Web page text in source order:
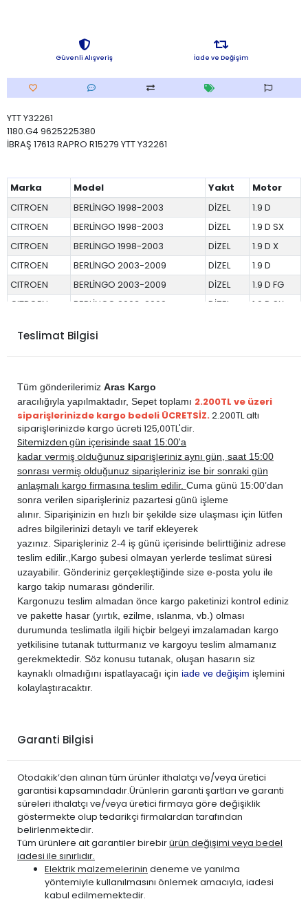
Güvenli Alışveriş İade ve Değişim
YTT Y32261
1180.G4 9625225380
İBRAŞ 17613 RAPRO R15279 YTT Y32261
Marka Model Yakıt
Motor
CITROEN
BERLİNGO 1998-2003 DİZEL
1.9 D
CITROEN
BERLİNGO 1998-2003 DİZEL
1.9 D SX
CITROEN
BERLİNGO 1998-2003 DİZEL
1.9 D X
CITROEN
BERLİNGO 2003-2009 DİZEL
1.9 D
CITROEN
BERLİNGO 2003-2009 DİZEL
1.9 D FG
CITROEN
BERLİNGO 2003-2009 DİZEL
1.9 D SX
CITROEN
JUMPY 1997-2013
PEUGEOT
206 1999-2011
PEUGEOT
EXPERT 2001-2013 DİZEL
1.9 D
PEUGEOT
PARTNER 1998-2008 DİZEL 1.9 D
Teslimat Bilgisi
Tüm gönderilerimiz Aras Kargo
aracılığıyla yapılmaktadır, Sepet toplamı 2.200TL ve üzeri
siparişlerinizde kargo bedeli ÜCRETSİZ.2.200TL altı
siparişlerinizde kargo ücreti 125,00TL'dir.
Sitemizden gün içerisinde saat 15:00'a
kadar vermiş olduğunuz siparişleriniz aynı gün, saat 15:00
sonrası vermiş olduğunuz siparişleriniz ise bir sonraki gün
anlaşmalı kargo firmasına teslim edilir. Cuma günü 15:00’dan
sonra verilen siparişleriniz pazartesi günü işleme
alınır. Siparişinizin en hızlı bir şekilde size ulaşması için lütfen
adres bilgilerinizi detaylı ve tarif ekleyerek
yazınız. Siparişleriniz 2-4 iş günü içerisinde belirttiğiniz adrese
teslim edilir., Kargo şubesi olmayan yerlerde teslimat süresi
uzayabilir. Gönderiniz gerçekleştiğinde size e-posta yolu ile
kargo takip numarası gönderilir.
Kargonuzu teslim almadan önce kargo paketinizi kontrol ediniz
ve pakette hasar (yırtık, ezilme, ıslanma, vb.) olması
durumunda teslimatla ilgili hiçbir belgeyi imzalamadan kargo
yetkilisine tutanak tutturmanız ve kargoyu teslim almamanız
gerekmektedir. Söz konusu tutanak, oluşan hasarın siz
kaynaklı olmadığını ispatlayacağı için iade ve değişim işlemini
kolaylaştıracaktır.
Garanti Bilgisi
Otodakik’den alınan tüm ürünler ithalatçı ve/veya üretici
garantisi kapsamındadır.Ürünlerin garanti şartları ve garanti
süreleri ithalatçı ve/veya üretici firmaya göre değişiklik
göstermekte olup tedarikçi firmalardan tarafından
belirlenmektedir.
Tüm ürünlere ait garantiler birebirürün değişimi veya bedel
iadesi ile sınırlıdır.
Elektrik malzemelerinin deneme ve yanılma
yöntemiyle kullanılmasını önlemek amacıyla, iadesi
kabul edilmemektedir.